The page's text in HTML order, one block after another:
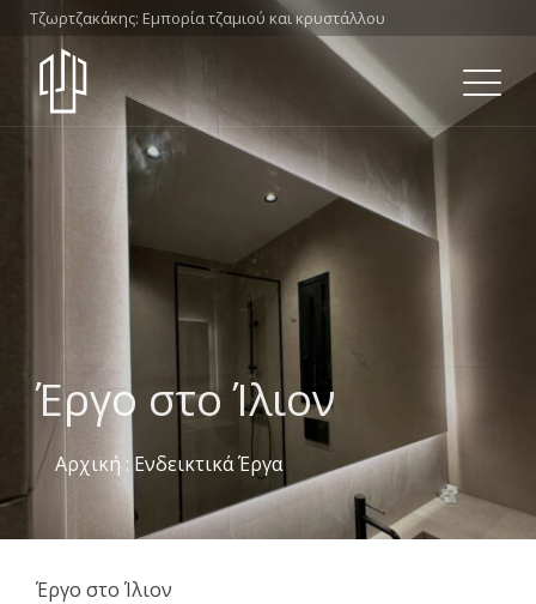
Τζωρτζακάκης: Εμπορία τζαμιού και κρυστάλλου
Έργο στο Ίλιον
Αρχική :Ενδεικτικά Έργα
Έργο στο Ίλιον